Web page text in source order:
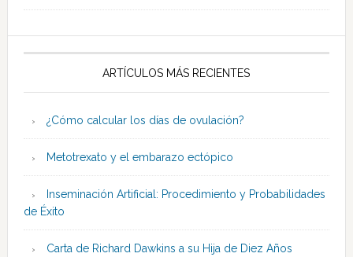
ARTÍCULOS MÁS RECIENTES
¿Cómo calcular los días de ovulación?
Metotrexato y el embarazo ectópico
Inseminación Artificial: Procedimiento y Probabilidades
de Éxito
Carta de Richard Dawkins a su Hija de Diez Años